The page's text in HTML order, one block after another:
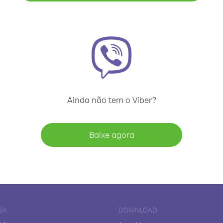
Ainda não tem o Viber?
Baixe agora
DOWNLOAD